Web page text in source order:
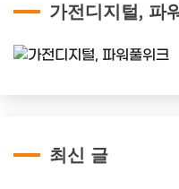
가전디지털, 파
최신 글